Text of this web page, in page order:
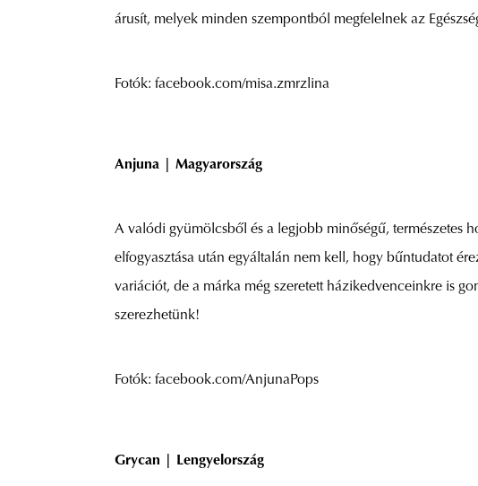
árusít, melyek minden szempontból megfelelnek az
Fotók: facebook.com/misa.zmrzlina
Anjuna | Magyarország
A valódi gyümölcsből és a legjobb minőségű, természetes
elfogyasztása után egyáltalán nem kell, hogy bűntudatot
variációt, de a márka még szeretett házikedvenceinkre is
szerezhetünk!
Fotók: facebook.com/AnjunaPops
Grycan | Lengyelország